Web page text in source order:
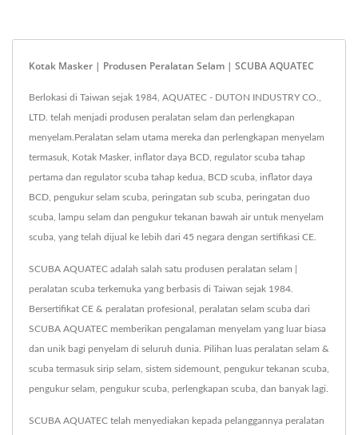
Kotak Masker | Produsen Peralatan Selam | SCUBA AQUATEC
Berlokasi di Taiwan sejak 1984, AQUATEC - DUTON INDUSTRY CO.,
LTD. telah menjadi produsen peralatan selam dan perlengkapan
menyelam.Peralatan selam utama mereka dan perlengkapan menyelam
termasuk, Kotak Masker, inflator daya BCD, regulator scuba tahap
pertama dan regulator scuba tahap kedua, BCD scuba, inflator daya
BCD, pengukur selam scuba, peringatan sub scuba, peringatan duo
scuba, lampu selam dan pengukur tekanan bawah air untuk menyelam
scuba, yang telah dijual ke lebih dari 45 negara dengan sertifikasi CE.
SCUBA AQUATEC adalah salah satu produsen peralatan selam |
peralatan scuba terkemuka yang berbasis di Taiwan sejak 1984.
Bersertifikat CE & peralatan profesional, peralatan selam scuba dari
SCUBA AQUATEC memberikan pengalaman menyelam yang luar biasa
dan unik bagi penyelam di seluruh dunia. Pilihan luas peralatan selam &
scuba termasuk sirip selam, sistem sidemount, pengukur tekanan scuba,
pengukur selam, pengukur scuba, perlengkapan scuba, dan banyak lagi.
SCUBA AQUATEC telah menyediakan kepada pelanggannya peralatan